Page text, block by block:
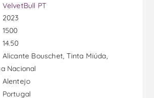
VelvetBull PT
2023
1500
14.50
Alicante Bouschet, Tinta Miúda,
Nacional
Alentejo
Portugal